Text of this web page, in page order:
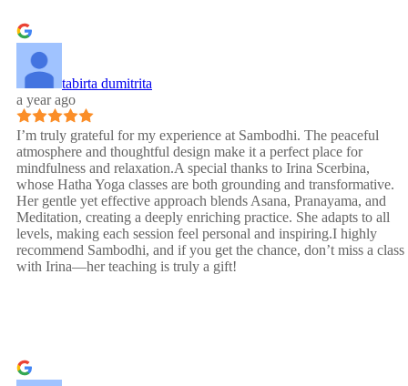
tabirta dumitrita
a year ago
I’m truly grateful for my experience at Sambodhi. The peaceful
atmosphere and thoughtful design make it a perfect place for
mindfulness and relaxation.A special thanks to Irina Scerbina,
whose Hatha Yoga classes are both grounding and transformative.
Her gentle yet effective approach blends Asana, Pranayama, and
Meditation, creating a deeply enriching practice. She adapts to all
levels, making each session feel personal and inspiring.I highly
recommend Sambodhi, and if you get the chance, don’t miss a class
with Irina—her teaching is truly a gift!